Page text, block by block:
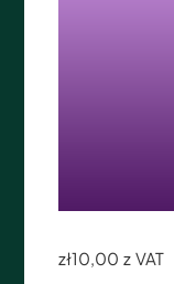
zł10,00 z VAT